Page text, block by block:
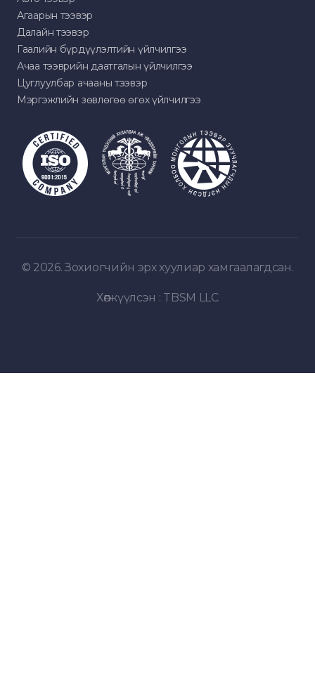
Агаарын тээвэр
Далайн тээвэр
Гаалийн бүрдүүлэлтийн үйлчилгээ
Ачаа тээврийн даатгалын үйлчилгээ
Цуглуулбар ачааны тээвэр
Мэргэжлийн зөвлөгөө өгөх үйлчилгээ
© 2026. Зохиогчийн эрх хуулиар хамгаалагдсан.
Хөгжүүлсэн : TBSM LLC